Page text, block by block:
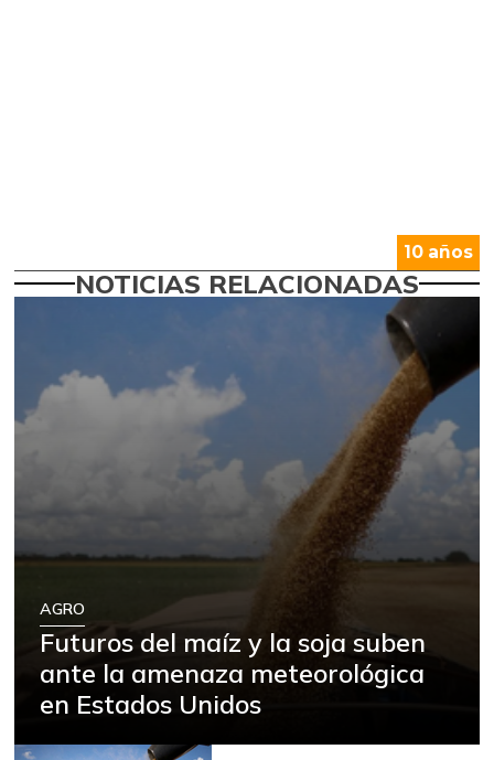
10 años
NOTICIAS RELACIONADAS
AGRO
Futuros del maíz y la soja suben
ante la amenaza meteorológica
en Estados Unidos